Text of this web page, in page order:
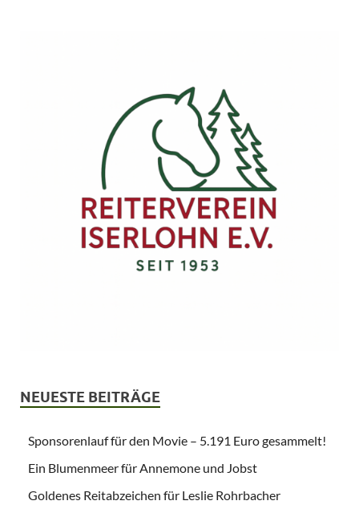
NEUESTE BEITRÄGE
Sponsorenlauf für den Movie – 5.191 Euro gesammelt!
Ein Blumenmeer für Annemone und Jobst
Goldenes Reitabzeichen für Leslie Rohrbacher